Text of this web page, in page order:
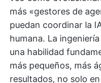
más «gestores de
puedan coordinar la
humana. La
una habilidad
más pequeños, más
resultados, no solo